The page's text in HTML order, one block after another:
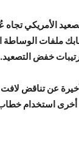
الأمريكي
ملفات الوساطة
خفض التصعيد.
عن تناقض
استخدام خطاب